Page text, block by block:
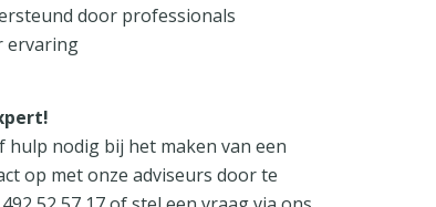
door professionals
ervaring
hulp nodig bij het maken van een
op met onze adviseurs door te